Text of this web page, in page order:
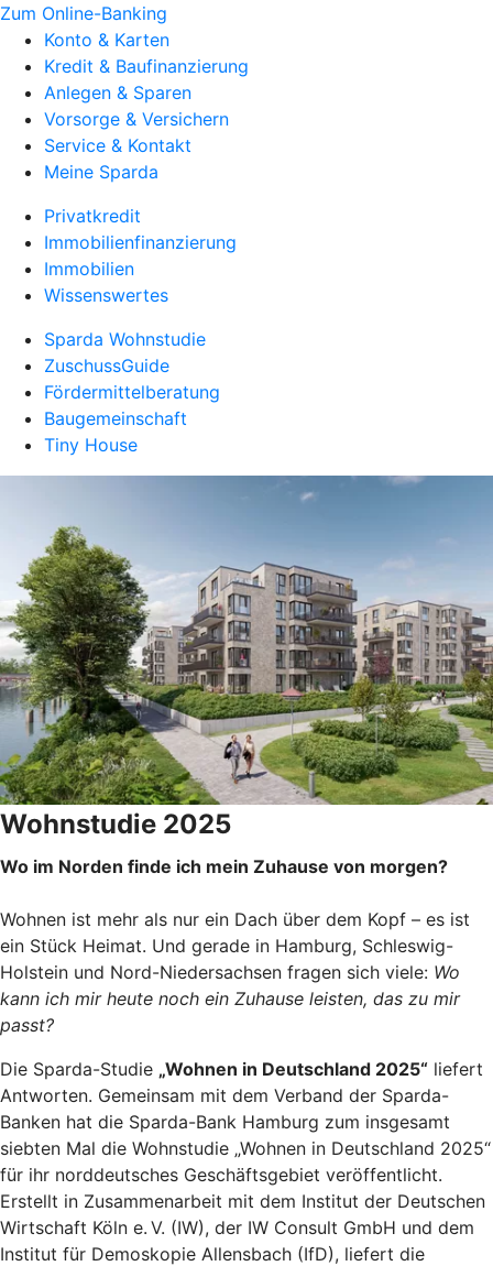
Zum Online-Banking
Konto & Karten
Kredit & Baufinanzierung
Anlegen & Sparen
Vorsorge & Versichern
Service & Kontakt
Meine Sparda
Privatkredit
Immobilienfinanzierung
Immobilien
Wissenswertes
Sparda Wohnstudie
ZuschussGuide
Fördermittelberatung
Baugemeinschaft
Tiny House
Wohnstudie 2025
Wo im Norden finde ich mein Zuhause von morgen?
Wohnen ist mehr als nur ein Dach über dem Kopf – es ist
ein Stück Heimat. Und gerade in Hamburg, Schleswig-
Holstein und Nord-Niedersachsen fragen sich viele: Wo
kann ich mir heute noch ein Zuhause leisten, das zu mir
passt?
Die Sparda-Studie „Wohnen in Deutschland 2025“ liefert
Antworten. Gemeinsam mit dem Verband der Sparda-
Banken hat die Sparda-Bank Hamburg zum insgesamt
siebten Mal die Wohnstudie „Wohnen in Deutschland 2025“
für ihr norddeutsches Geschäftsgebiet veröffentlicht.
Erstellt in Zusammenarbeit mit dem Institut der Deutschen
Wirtschaft Köln e. V. (IW), der IW Consult GmbH und dem
Institut für Demoskopie Allensbach (IfD), liefert die